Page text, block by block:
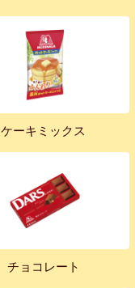
ケーキミックス
チョコレート